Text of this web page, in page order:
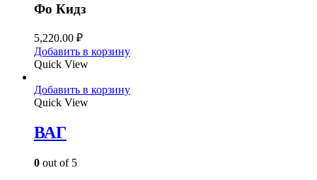
Фо Кидз
5,220.00 ₽
Добавить в корзину
Quick View
Добавить в корзину
Quick View
ВАГ
0 out of 5